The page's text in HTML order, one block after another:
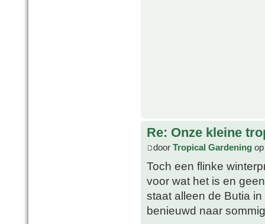
Re: Onze kleine
door Tropical Gardening
Toch een flinke
voor wat het is en
staat alleen de Butia
benieuwd naar